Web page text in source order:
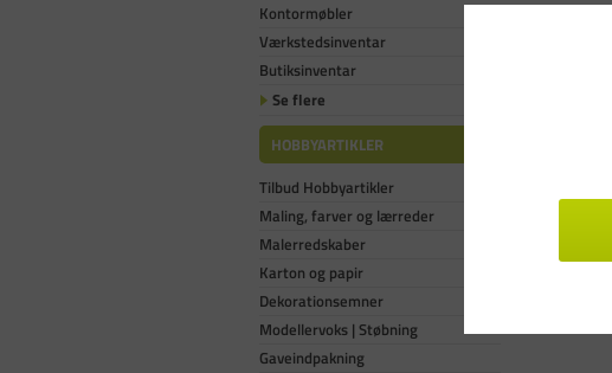
Kontormøbler
Værkstedsinventar
Butiksinventar
Se flere
HOBBYARTIKLER
Tilbud Hobbyartikler
Maling, farver og lærreder
Malerredskaber
Karton og papir
Dekorationsemner
Modellervoks | Støbning
Gaveindpakning